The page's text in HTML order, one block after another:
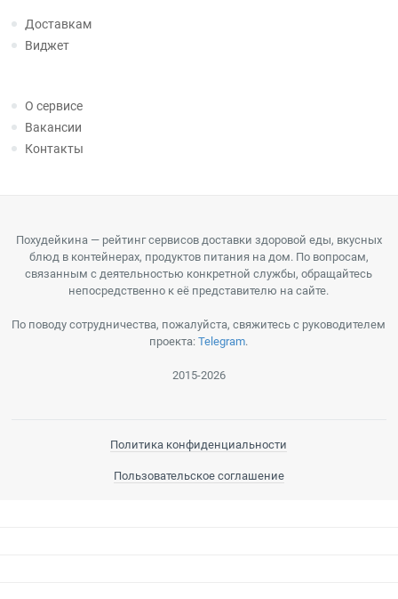
Доставкам
Виджет
О сервисе
Вакансии
Контакты
Похудейкина — рейтинг сервисов доставки здоровой еды, вкусных
блюд в контейнерах, продуктов питания на дом. По вопросам,
связанным с деятельностью конкретной службы, обращайтесь
непосредственно к её представителю на сайте.
По поводу сотрудничества, пожалуйста, свяжитесь с руководителем
проекта:Telegram.
2015-2026
Политика конфиденциальности
Пользовательское соглашение